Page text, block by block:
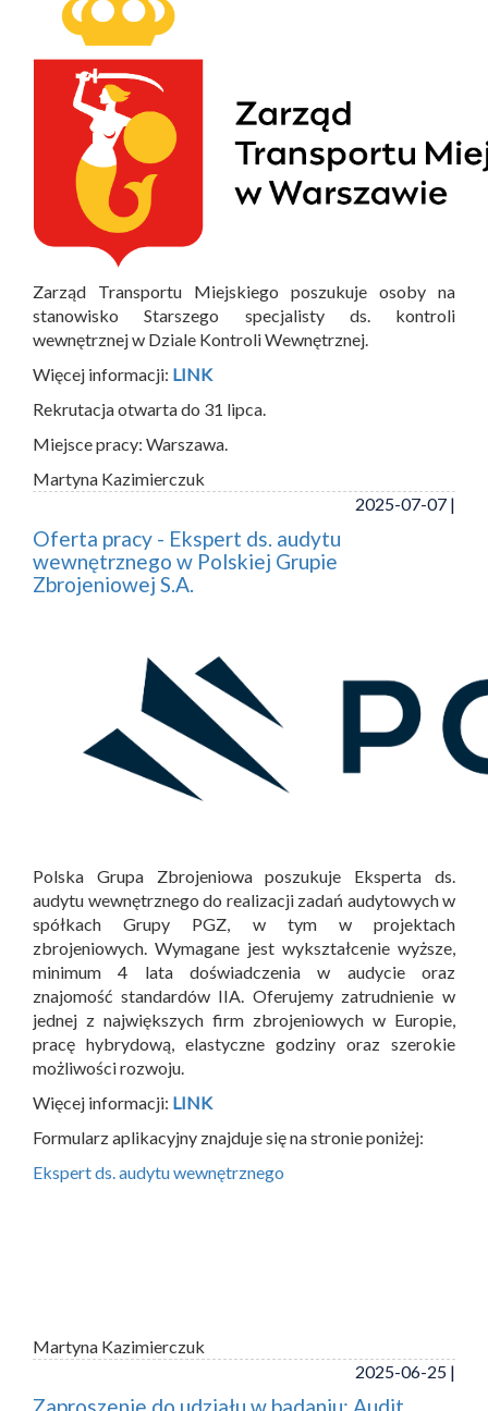
Zarząd Transportu Miejskiego poszukuje osoby na
stanowisko Starszego specjalisty ds. kontroli
wewnętrznej w Dziale Kontroli Wewnętrznej.
Więcej informacji: LINK
Rekrutacja otwarta do 31 lipca.
Miejsce pracy: Warszawa.
Martyna Kazimierczuk
2025-07-07 |
Oferta pracy - Ekspert ds. audytu
wewnętrznego w Polskiej Grupie
Zbrojeniowej S.A.
Polska Grupa Zbrojeniowa poszukuje Eksperta ds.
audytu wewnętrznego do realizacji zadań audytowych w
spółkach Grupy PGZ, w tym w projektach
zbrojeniowych. Wymagane jest wykształcenie wyższe,
minimum 4 lata doświadczenia w audycie oraz
znajomość standardów IIA. Oferujemy zatrudnienie w
jednej z największych firm zbrojeniowych w Europie,
pracę hybrydową, elastyczne godziny oraz szerokie
możliwości rozwoju.
Więcej informacji: LINK
Formularz aplikacyjny znajduje się na stronie poniżej:
Ekspert ds. audytu wewnętrznego
Martyna Kazimierczuk
2025-06-25 |
Zaproszenie do udziału w badaniu: Audit